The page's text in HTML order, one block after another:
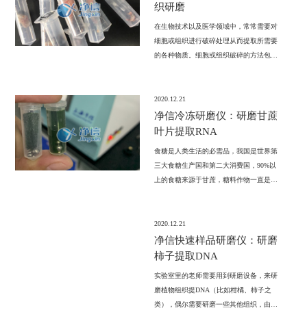
织研磨
在生物技术以及医学领域中，常常需要对
细胞或组织进行破碎处理从而提取所需要
的各种物质。细胞或组织破碎的方法包括
的作用使组织细胞破碎，常用的装置有组
织捣碎机、匀浆器、超声破碎仪等。
2020.12.21
净信冷冻研磨仪：研磨甘蔗
叶片提取RNA
食糖是人类生活的必需品，我国是世界第
三大食糖生产国和第二大消费国，90%以
上的食糖来源于甘蔗，糖料作物一直是国
都是发展中国家，其基础研究一直是科研
人员的研究重点。
2020.12.21
净信快速样品研磨仪：研磨
柿子提取DNA
实验室里的老师需要用到研磨设备，来研
磨植物组织提DNA（比如柑橘、柿子之
类），偶尔需要研磨一些其他组织，由于